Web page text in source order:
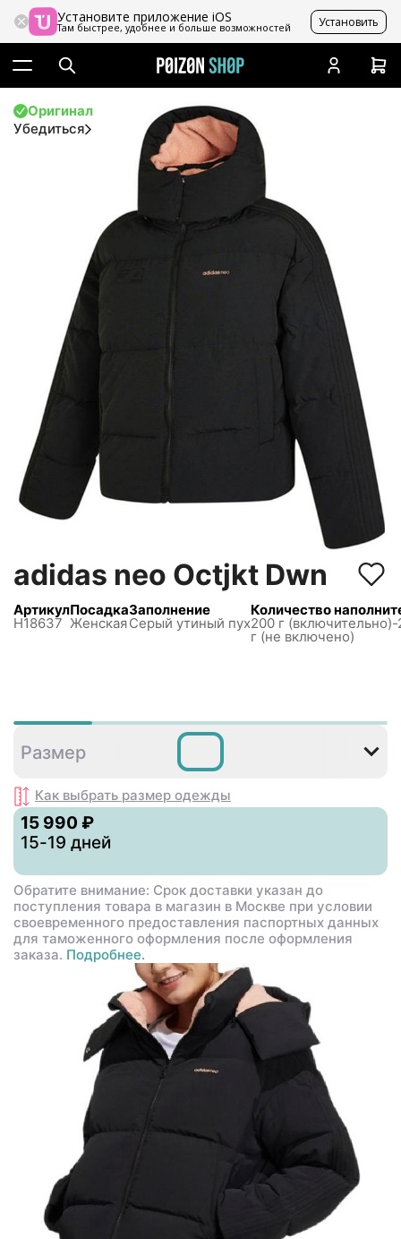
Установите приложение iOS
Там быстрее, удобнее и больше возможностей Установить
Оригинал
Убедиться
adidas neo Octjkt Dwn
Артикул
H18637
Посадка
Женская
Заполнение
Серый утиный пух
Количество
200 г
г (не включено)
Размер
Как выбрать размер одежды
15 990 ₽
15-19 дней
Обратите внимание: Срок доставки указан до
поступления товара в магазин в Москве при условии
своевременного предоставления паспортных данных
для таможенного оформления после оформления
заказа. Подробнее.